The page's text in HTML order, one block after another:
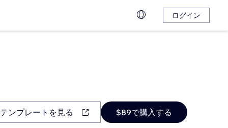
ログイン
テンプレートを見る $89で購入する